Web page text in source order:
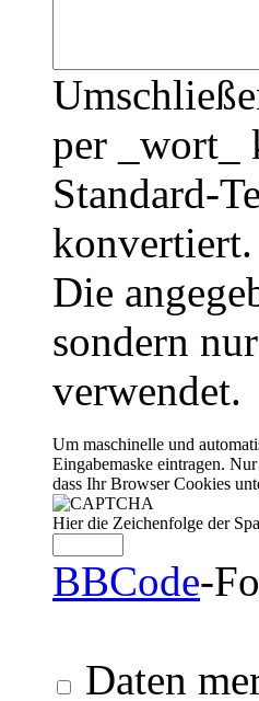
per _wort_
Standard-
konvertiert.
Die
sondern
verwendet.
Um maschinelle und
Eingabemaske eintragen.
dass Ihr Browser Cookies
Hier die Zeichenfolge der
BBCode-
Daten